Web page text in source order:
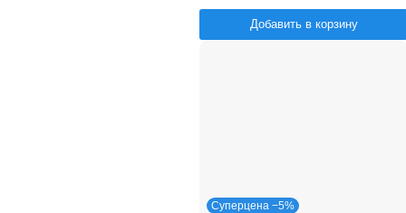
Добавить в корзину
Суперцена −5%